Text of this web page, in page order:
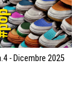
- Dicembre 2025